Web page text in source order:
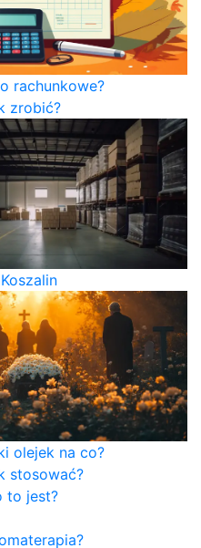
rachunkowe?
zrobić?
olejek na co?
stosować?
to jest?